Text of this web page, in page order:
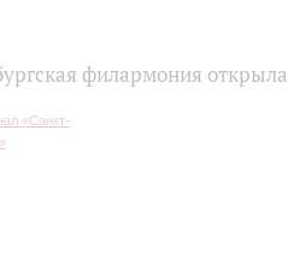
филармония